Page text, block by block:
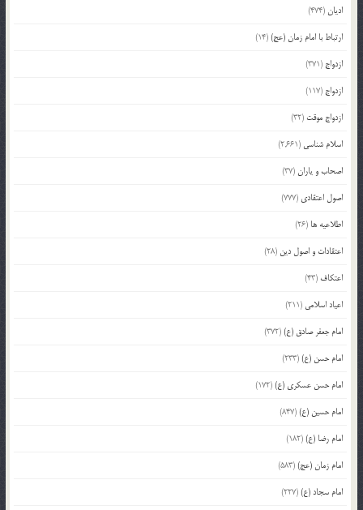
ادیان(474)
ارتباط با امام زمان (عج)(14)
ازدواج (371)
ازدواج (117)
ازدواج موقت (32)
اسلام شناسی (2,661)
اصحاب و یاران(37)
اصول اعتقادی (777)
اطلاعیه ها (26)
اعتقادات و اصول دین (28)
اعتکاف (43)
اعیاد اسلامی (211)
امام جعفر صادق (ع)(372)
امام حسن (ع)(233)
امام حسن عسکری (ع)(172)
امام حسین (ع)(847)
امام رضا (ع)(182)
امام زمان (عج)(583)
امام سجاد (ع)(227)